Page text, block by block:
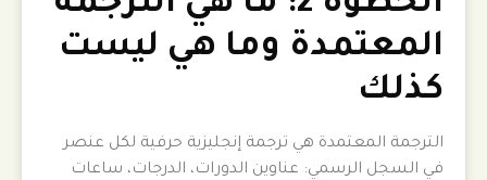
المعتمدة وما هي ليست
كذلك
الترجمة المعتمدة هي ترجمة إنجليزية حرفية لكل عنصر
في السجل الرسمي: عناوين الدورات، الدرجات، ساعات